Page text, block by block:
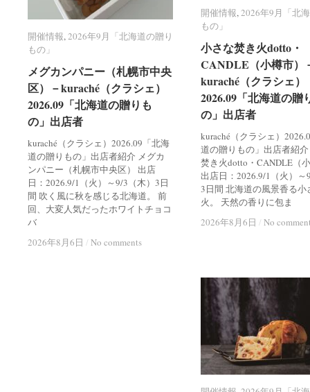
開催情報,2026年9月「北
もの」
小さな焚き火dotto・
CANDLE（小樽市）
kuraché（クラシェ）
2026.09「北海道の贈
の」出店者
kuraché（クラシェ）
道の贈りもの」出店者紹
焚き火dotto・CANDLE（
出店日：2026.9/1（火）～
3日間 北海道の風景香る小
火。 天然の香りに包ま
2026年8月6日 / No
開催情報 2026年9月「北
もの」
小さな焚き火dotto・
CANDLE（小樽市）
kuraché（クラシェ）
2026.09「北海道の贈
の」出店者
2026年8月6日 / No
開催情報,2026年9月「北海道の贈り
もの」
メグカンパニー（札幌市中央
区）－kuraché（クラシェ）
2026.09「北海道の贈りも
の」出店者
kuraché（クラシェ）2026.09「北海
道の贈りもの」出店者紹介 メグカ
ンパニー（札幌市中央区） 出店
日：2026.9/1（火）～9/3（木）3日
間 吹く風に秋を感じる北海道。 前
回、大変人気だったホワイトチョコ
バ
2026年8月6日 / No comments
開催情報 2026年9月「北海道の贈り
もの」
メグカンパニー（札幌市中央
区）－kuraché（クラシェ）
2026.09「北海道の贈りも
の」出店者
2026年8月6日 / No comments